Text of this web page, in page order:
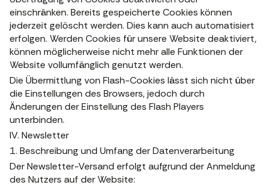
einschränken. Bereits gespeicherte Cookies können
jederzeit gelöscht werden. Dies kann auch automatisiert
erfolgen. Werden Cookies für unsere Website deaktiviert,
können möglicherweise nicht mehr alle Funktionen der
Website vollumfänglich genutzt werden.
Die Übermittlung von Flash-Cookies lässt sich nicht über
die Einstellungen des Browsers, jedoch durch
Änderungen der Einstellung des Flash Players
unterbinden.
IV. Newsletter
1. Beschreibung und Umfang der Datenverarbeitung
Der Newsletter-Versand erfolgt aufgrund der Anmeldung
des Nutzers auf der Website: